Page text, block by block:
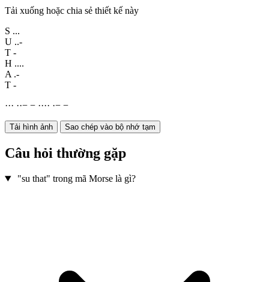
Tải xuống hoặc chia sẻ thiết kế này
S ...
U ..-
T -
H ....
A .-
T -
··· ··− − ···· ·− −
Tải hình ảnh Sao chép vào bộ nhớ tạm
Câu hỏi thường gặp
"su that" trong mã Morse là gì?